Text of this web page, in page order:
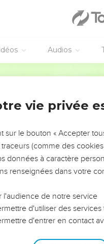
Audios
DE
ÉVITER LES VOTRES ?
leur impact, leur foi ou
qu'ils ont traversés,
et responsables reviennent
avancer avec plus de
un ministère, une équipe, un
vie privée
sur le bouton « Accepter
traceurs (comme des
données à caractère
renseignées dans votre
l'audience de notre service
d'utiliser des
d'entrer en contact